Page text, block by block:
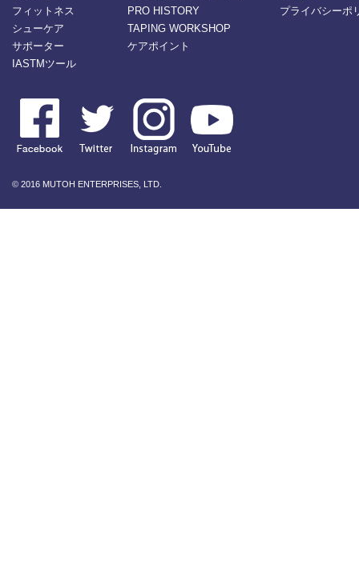
フィットネス
シューケア
サポーター
IASTMツール
PRO HISTORY
TAPING WORKSHOP
ケアポイント
プライバシーポ
© 2016 MUTOH ENTERPRISES, LTD.